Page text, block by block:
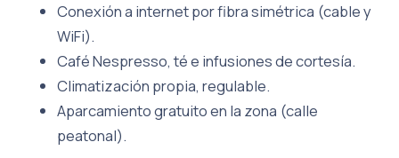
Conexión a internet por fibra simétrica (cable y
WiFi).
Café Nespresso, té e infusiones de cortesía.
Climatización propia, regulable.
Aparcamiento gratuito en la zona (calle
peatonal).